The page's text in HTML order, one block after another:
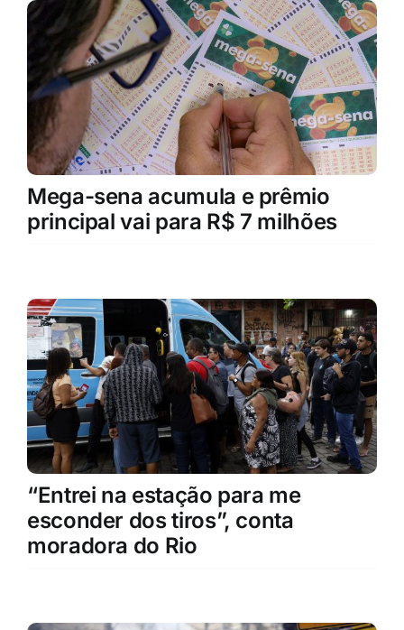
Mega-sena acumula e prêmio
principal vai para R$ 7 milhões
“Entrei na estação para me
esconder dos tiros”, conta
moradora do Rio